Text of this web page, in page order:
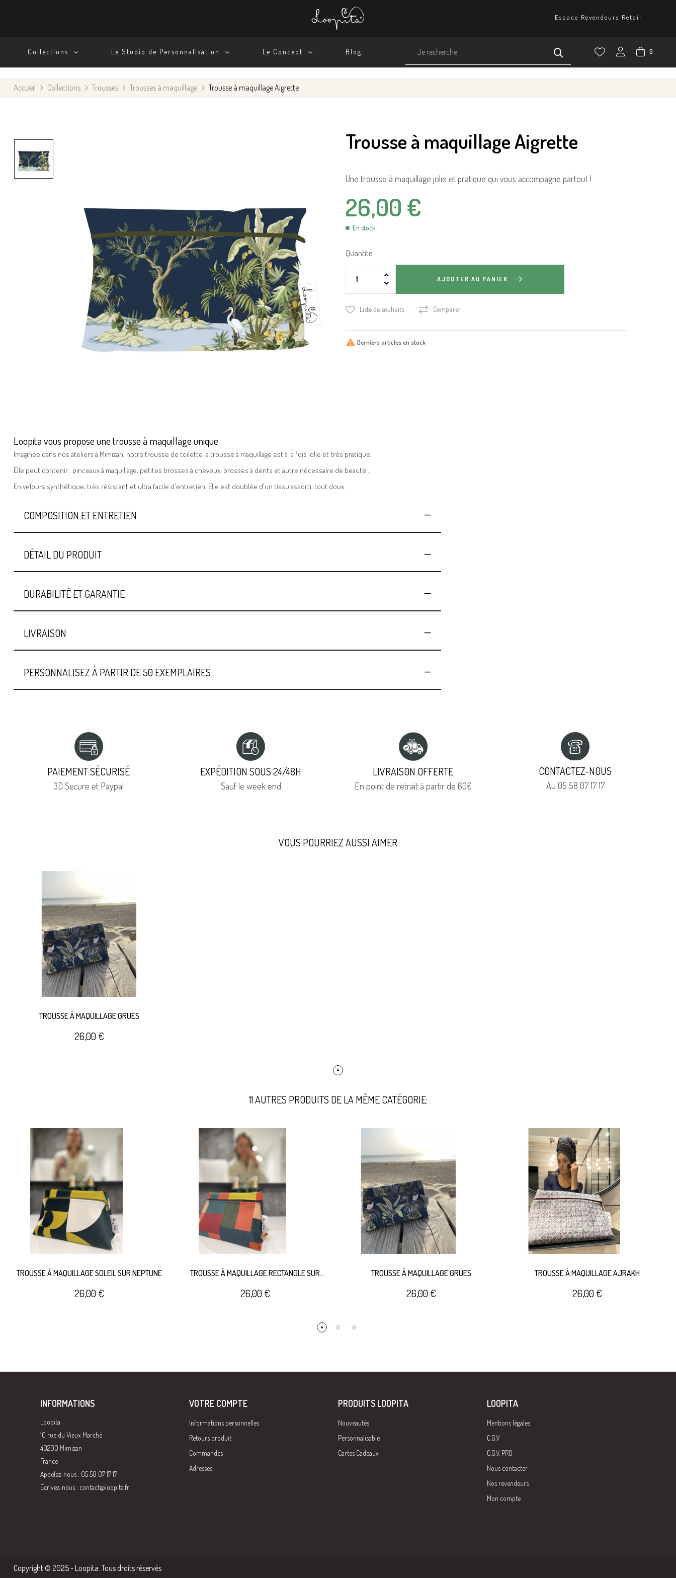
Espace Revendeurs Retail
Collections Le Studio de Personnalisation Le Concept Blog 0
Accueil Collections Trousses Trousses à maquillage Trousse à maquillage Aigrette
Trousse à maquillage Aigrette
Une trousse à maquillage jolie et pratique qui vous accompagne partout !
26,00 €
En stock
Quantité
AJOUTER AU PANIER
Liste de souhaits Comparer
 Derniers articles en stock
Loopita vous propose une trousse à maquillage unique
Imaginée dans nos ateliers à Mimizan, notre trousse de toilette la trousse à maquillage est à la fois jolie et très pratique.
Elle peut contenir : pinceaux à maquillage, petites brosses à cheveux, brosses à dents et autre nécessaire de beauté...
En velours synthétique, très résistant et ultra facile d'entretien. Elle est doublée d'un tissu assorti, tout doux.
COMPOSITION ET ENTRETIEN
DÉTAIL DU PRODUIT
DURABILITÉ ET GARANTIE
LIVRAISON
PERSONNALISEZ À PARTIR DE 50 EXEMPLAIRES
PAIEMENT SÉCURISÉ
3D Secure et Paypal
EXPÉDITION SOUS 24/48H
Sauf le week end
LIVRAISON OFFERTE
En point de retrait à partir de 60€
CONTACTEZ-NOUS
Au 05 58 07 17 17
VOUS POURRIEZ AUSSI AIMER
TROUSSE À MAQUILLAGE GRUES
26,00 €
11 AUTRES PRODUITS DE LA MÊME CATÉGORIE:
TROUSSE À MAQUILLAGE SOLEIL SUR NEPTUNE
26,00 €
TROUSSE À MAQUILLAGE RECTANGLE SUR
26,00 €
TROUSSE À MAQUILLAGE GRUES
26,00 €
TROUSSE À MAQUILLAGE AJRAKH
26,00 €
INFORMATIONS
Loopita
10 rue du Vieux Marché
40200 Mimizan
France
Appelez-nous : 05 58 07 17 17
Écrivez-nous : contact@loopita.fr
VOTRE COMPTE
Informations personnelles
Retours produit
Commandes
Adresses
PRODUITS LOOPITA
Nouveautés
Personnalisable
Cartes Cadeaux
LOOPITA
Mentions légales
C.G.V
C.G.V. PRO
Nous contacter
Nos revendeurs
Mon compte
Copyright © 2025 - Loopita. Tous droits réservés